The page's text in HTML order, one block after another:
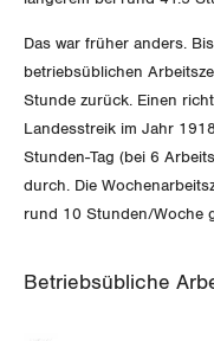
Unfallversicherung
Gesundheit
Jugendkommission
Queer-Kommission
Rentner:innen-
Beide Basel
Bern
Freiburg
Genf
Glarus
OFFENE STELLEN
AGENDA
Dossier
Vernehmlassungen
Bücher/Broschüren
Kontakt
Das war früher anders.
betriebsüblichen
Stunde zurück. Einen
Landesstreik im Jahr
Stunden-Tag (bei 6
durch. Die
rund 10 Stunden/Woche
Betriebsübliche